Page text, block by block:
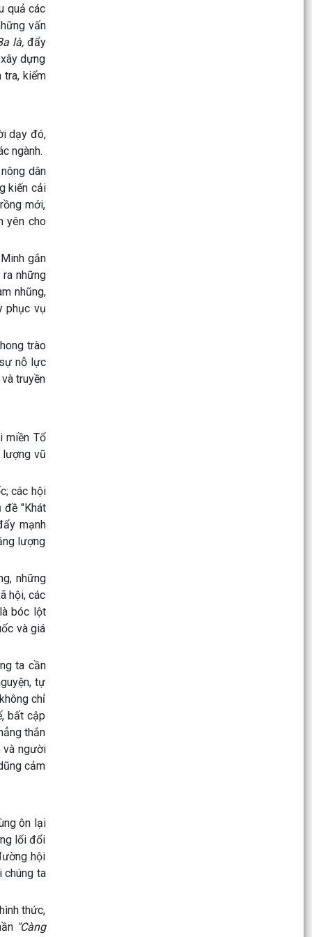
quả các
vấn
là,đẩy
dựng
tra, kiểm
dạy đó,
ngành.
dân
kiến cải
mới,
yên cho
gắn
những
nhũng,
phục vụ
trào
nỗ lực
truyền
miền Tổ
lượng vũ
các hội
đề "Khát
mạnh
lượng
những
hội, các
bóc lột
và giá
ta cần
tự
chỉ
bất cập
thắn
và người
cảm
ôn lại
lối đổi
hội
chúng ta
thức,
"Càng